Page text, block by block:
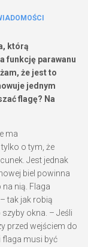
którą
funkcję parawanu
że jest to
jednym
flagę? Na
ma
o tym, że
Jest jednak
biel powinna
nią. Flaga
tak jak robią
okna. – Jeśli
przed wejściem do
flaga musi być